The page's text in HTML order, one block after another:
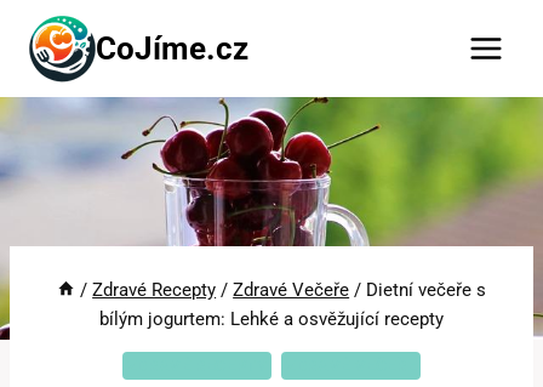
Přeskočit
obsah
CoJíme.cz
/ Zdravé Recepty / Zdravé Večeře / Dietní večeře s
bílým jogurtem: Lehké a osvěžující recepty